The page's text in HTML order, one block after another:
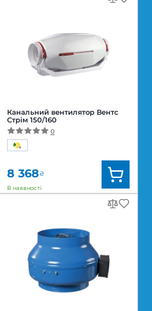
Канальний вентилятор Вентс
Стрім 150/160
0
8 368₴
В наявності
Вентс
Артикул:
0688317113
Діаметр:
160/150 мм
Потужність:
Рівень
шуму: